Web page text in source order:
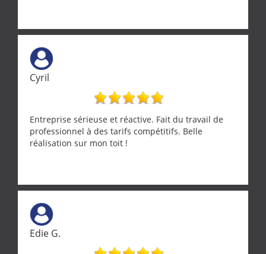
Cyril
Entreprise sérieuse et réactive. Fait du travail de
professionnel à des tarifs compétitifs. Belle
réalisation sur mon toit !
Edie G.